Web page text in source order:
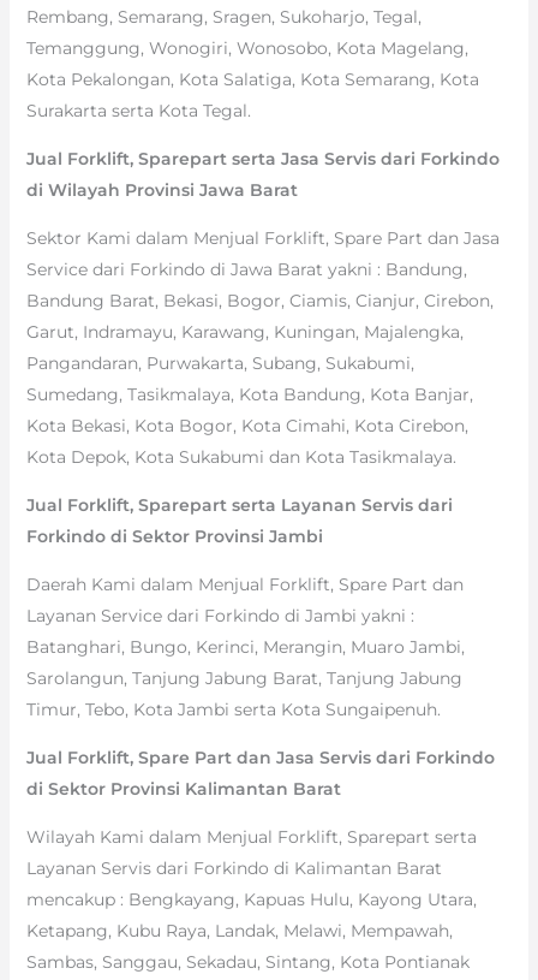
Rembang, Semarang, Sragen, Sukoharjo, Tegal,
Temanggung, Wonogiri, Wonosobo, Kota Magelang,
Kota Pekalongan, Kota Salatiga, Kota Semarang, Kota
Surakarta serta Kota Tegal.
Jual Forklift, Sparepart serta Jasa Servis dari Forkindo
di Wilayah Provinsi Jawa Barat
Sektor Kami dalam Menjual Forklift, Spare Part dan Jasa
Service dari Forkindo di Jawa Barat yakni : Bandung,
Bandung Barat, Bekasi, Bogor, Ciamis, Cianjur, Cirebon,
Garut, Indramayu, Karawang, Kuningan, Majalengka,
Pangandaran, Purwakarta, Subang, Sukabumi,
Sumedang, Tasikmalaya, Kota Bandung, Kota Banjar,
Kota Bekasi, Kota Bogor, Kota Cimahi, Kota Cirebon,
Kota Depok, Kota Sukabumi dan Kota Tasikmalaya.
Jual Forklift, Sparepart serta Layanan Servis dari
Forkindo di Sektor Provinsi Jambi
Daerah Kami dalam Menjual Forklift, Spare Part dan
Layanan Service dari Forkindo di Jambi yakni :
Batanghari, Bungo, Kerinci, Merangin, Muaro Jambi,
Sarolangun, Tanjung Jabung Barat, Tanjung Jabung
Timur, Tebo, Kota Jambi serta Kota Sungaipenuh.
Jual Forklift, Spare Part dan Jasa Servis dari Forkindo
di Sektor Provinsi Kalimantan Barat
Wilayah Kami dalam Menjual Forklift, Sparepart serta
Layanan Servis dari Forkindo di Kalimantan Barat
mencakup : Bengkayang, Kapuas Hulu, Kayong Utara,
Ketapang, Kubu Raya, Landak, Melawi, Mempawah,
Sambas, Sanggau, Sekadau, Sintang, Kota Pontianak